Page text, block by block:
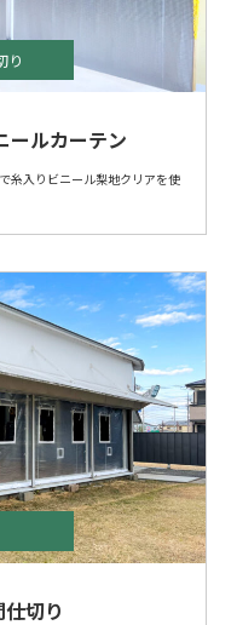
ールカーテン
糸入りビニール梨地クリアを使
り
切り